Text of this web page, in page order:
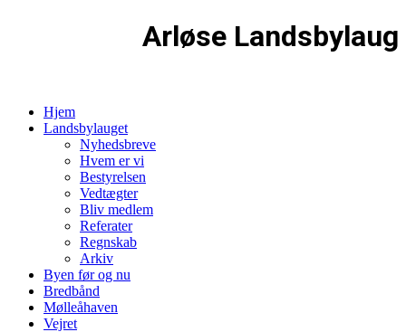
Arløse Landsbylaug
Hjem
Landsbylauget
Nyhedsbreve
Hvem er vi
Bestyrelsen
Vedtægter
Bliv medlem
Referater
Regnskab
Arkiv
Byen før og nu
Bredbånd
Mølleåhaven
Vejret